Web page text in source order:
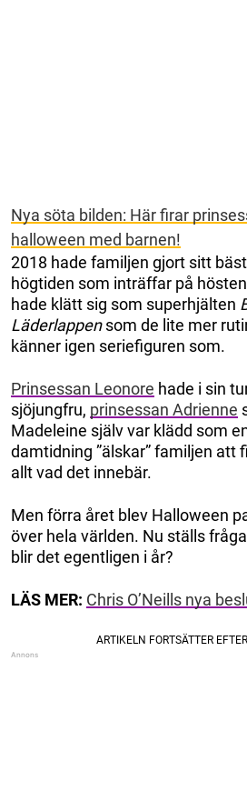
Nya söta bilden: Här firar
halloween med barnen!
2018 hade familjen gjort sitt
högtiden som inträffar på
hade klätt sig som superhjälten
Läderlappensom de lite mer
känner igen seriefiguren som.
Prinsessan Leonore hade i sin
sjöjungfru, prinsessan Adrienne
Madeleine själv var klädd som
damtidning ”älskar” familjen att
allt vad det innebär.
Men förra året blev Halloween
över hela världen. Nu ställs
blir det egentligen i år?
LÄS MER: Chris O’Neills nya